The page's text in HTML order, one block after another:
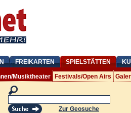
FREIKARTEN SPIELSTÄTTEN
Musiktheater Festivals/Open Airs
Zur Geosuche